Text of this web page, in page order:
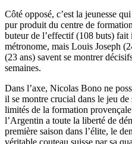
Côté opposé, c’est la jeunesse
pur produit du centre de
buteur de l’effectif (108 buts)
métronome, mais Louis Joseph
(23 ans) savent se montrer
semaines.
Dans l’axe, Nicolas Bono ne
il se montre crucial dans le jeu
limités de la formation
l’Argentin a toute la liberté de
première saison dans l’élite, le